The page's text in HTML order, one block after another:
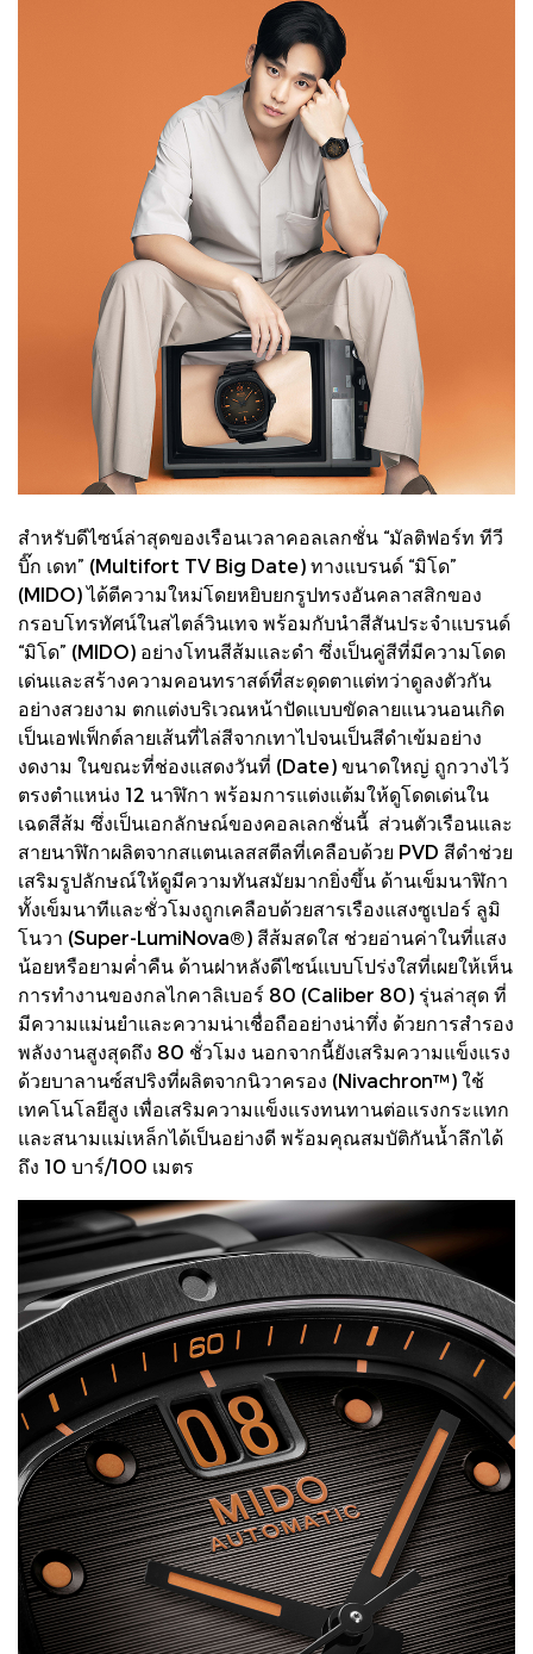
สำหรับดีไซน์ล่าสุดของเรือนเวลาคอลเลกชั่น “มัลติฟอร์ท ทีวี
บิ๊ก เดท” (Multifort TV Big Date) ทางแบรนด์ “มิโด”
(MIDO) ได้ตีความใหม่โดยหยิบยกรูปทรงอันคลาสสิกของ
กรอบโทรทัศน์ในสไตล์วินเทจ พร้อมกับนำสีสันประจำแบรนด์
“มิโด” (MIDO) อย่างโทนสีส้มและดำ ซึ่งเป็นคู่สีที่มีความโดด
เด่นและสร้างความคอนทราสต์ที่สะดุดตาแต่ทว่าดูลงตัวกัน
อย่างสวยงาม ตกแต่งบริเวณหน้าปัดแบบขัดลายแนวนอนเกิด
เป็นเอฟเฟ็กต์ลายเส้นที่ไล่สีจากเทาไปจนเป็นสีดำเข้มอย่าง
งดงาม ในขณะที่ช่องแสดงวันที่ (Date) ขนาดใหญ่ ถูกวางไว้
ตรงตำแหน่ง 12 นาฬิกา พร้อมการแต่งแต้มให้ดูโดดเด่นใน
เฉดสีส้ม ซึ่งเป็นเอกลักษณ์ของคอลเลกชั่นนี้ ส่วนตัวเรือนและ
สายนาฬิกาผลิตจากสแตนเลสสตีลที่เคลือบด้วย PVD สีดำช่วย
เสริมรูปลักษณ์ให้ดูมีความทันสมัยมากยิ่งขึ้น ด้านเข็มนาฬิกา
ทั้งเข็มนาทีและชั่วโมงถูกเคลือบด้วยสารเรืองแสงซูเปอร์ ลูมิ
โนวา (Super-LumiNova®) สีส้มสดใส ช่วยอ่านค่าในที่แสง
น้อยหรือยามค่ำคืน ด้านฝาหลังดีไซน์แบบโปร่งใสที่เผยให้เห็น
การทำงานของกลไกคาลิเบอร์ 80 (Caliber 80) รุ่นล่าสุด ที่
มีความแม่นยำและความน่าเชื่อถืออย่างน่าทึ่ง ด้วยการสำรอง
พลังงานสูงสุดถึง 80 ชั่วโมง นอกจากนี้ยังเสริมความแข็งแรง
ด้วยบาลานซ์สปริงที่ผลิตจากนิวาครอง (Nivachron™) ใช้
เทคโนโลยีสูง เพื่อเสริมความแข็งแรงทนทานต่อแรงกระแทก
และสนามแม่เหล็กได้เป็นอย่างดี พร้อมคุณสมบัติกันน้ำลึกได้
ถึง 10 บาร์/100 เมตร